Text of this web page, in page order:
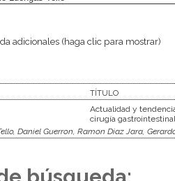
adicionales (haga clic para mostrar)
TÍTULO
Actualidad y
cirugía
Daniel Guerron, Ramon Diaz Jara,